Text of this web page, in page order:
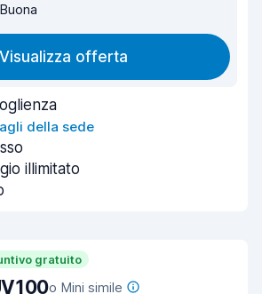
Buona
Visualizza offerta
della sede
illimitato
gratuito
o Mini simile